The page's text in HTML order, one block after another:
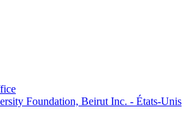
Foundation, Beirut Inc. - États-Unis